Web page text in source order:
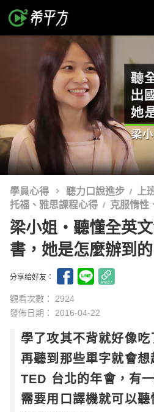
學員心得 聽力口說進步 上
托福、雅思課程心得
克服惰性
梁小姐・聽懂全英
書，她是怎麼辦到的
分享給好友：
觀看次數： 2924
發佈日期： 2016-04-22
學了攻其不背就好像
再聽到那些單字就會
TED 台北的年會，有
需要用口譯機就可以